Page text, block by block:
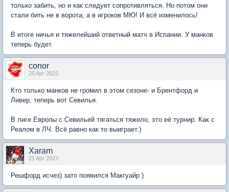
только забить, но и как следует сопротивляться. Но потом они
стали бить не в ворота, а в игроков МЮ! И всё изменилось!
В итоге ничья и тяжелейший ответный матч в Испании. У манков
теперь будет.
conor
20 Apr 2023
Кто только манков не громил в этом сезоне- и Брентфорд и
Ливер, теперь вот Севилья.
В лиге Европы с Севильей тягаться тяжело, это её турнир. Как с
Реалом в ЛЧ. Всё равно как то выиграет.)
Xaram
21 Apr 2023
Решфорд исчез) зато появился Макгуайр )